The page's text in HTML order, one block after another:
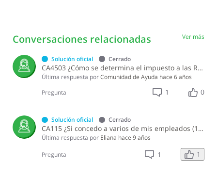
Conversaciones relacionadas Ver más
Solución oficial Cerrado
CA4503 ¿Cómo se determina el impuesto a las Retribuciones Complementarias?
Última respuesta porComunidad de Ayuda hace 6 años
Pregunta
1 0
Solución oficial Cerrado
CA115 ¿Si concedo a varios de mis empleados (10 o más) el mismo beneficio en especie puedo considerar el gasto como una retribución complementaria independientemente de la cantidad de empleados que lo reciban?
Última respuesta por Eliana hace 9 años
Pregunta 1 1